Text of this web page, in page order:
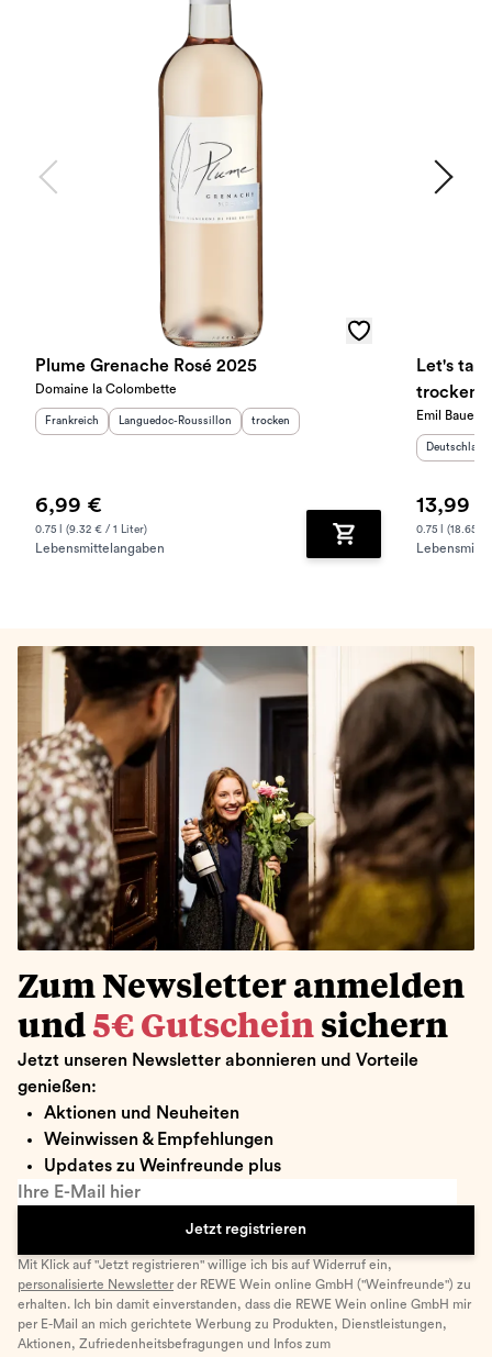
Plume Grenache Rosé 2025
Domaine la Colombette
Herkunftsland
Frankreich Herkunftsregion:
Languedoc-Roussillon Geschmack
trocken
6,99 €
0.75 l (9.32 € / 1 Liter)
Lebensmittelangaben Zum Warenkorb
Let's
trocken
Emil Bauer
Deutschland
13,99 €
0.75 l (18.65 €
Zum Newsletter anmelden
und 5€ Gutschein sichern
Jetzt unseren Newsletter abonnieren und Vorteile
genießen:
Aktionen und Neuheiten
Weinwissen & Empfehlungen
Updates zu Weinfreunde plus
Ihre E-Mail hier
Jetzt registrieren
Mit Klick auf "Jetzt registrieren" willige ich bis auf Widerruf ein,
personalisierte Newsletter der REWE Wein online GmbH ("Weinfreunde") zu
erhalten. Ich bin damit einverstanden, dass die REWE Wein online GmbH mir
per E-Mail an mich gerichtete Werbung zu Produkten, Dienstleistungen,
Aktionen, Zufriedenheitsbefragungen und Infos zum